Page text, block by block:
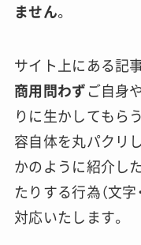
ません。
サイト上にある記
商用問わずご自身
りに生かしてもら
容自体を丸パクリ
かのように紹介し
たりする行為（文字
対応いたします。